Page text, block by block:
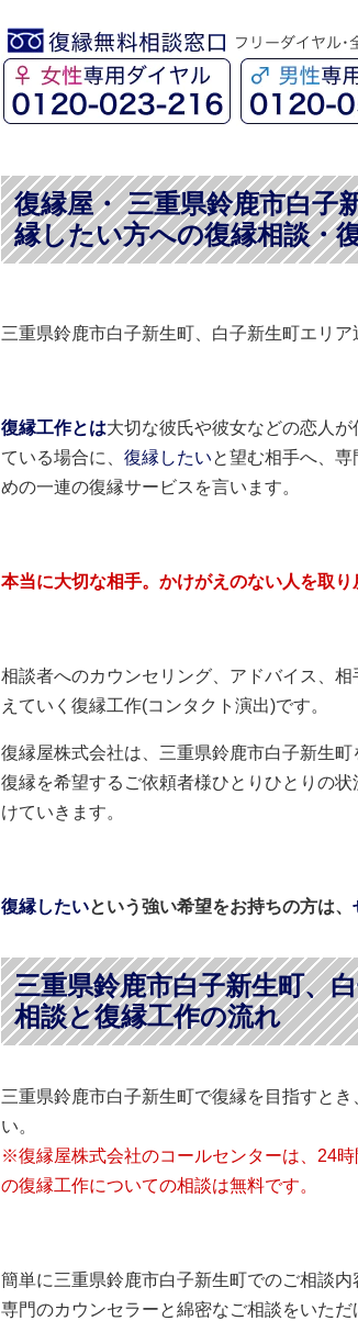
復縁屋・ 三重県鈴鹿市白子
縁したい方への復縁相談・
三重県鈴鹿市白子新生町、白子新生町エリア
復縁工作とは大切な彼氏や彼女などの恋人
ている場合に、 復縁したいと望む相手へ、
めの一連の復縁サービスを言います。
本当に大切な相手。かけがえのない人を取
相談者へのカウンセリング、アドバイス、
えていく復縁工作(コンタクト演出)です。
復縁屋株式会社は、三重県鈴鹿市白子新生
復縁を希望するご依頼者様ひとりひとりの状
けていきます。
復縁したいという強い希望をお持ちの方は、
三重県鈴鹿市白子新生町、
相談と復縁工作の流れ
三重県鈴鹿市白子新生町で復縁を目指すと
い。
※復縁屋株式会社のコールセンターは、24
の復縁工作についての相談は無料です。
簡単に三重県鈴鹿市白子新生町でのご相談
専門のカウンセラーと綿密なご相談をいただ